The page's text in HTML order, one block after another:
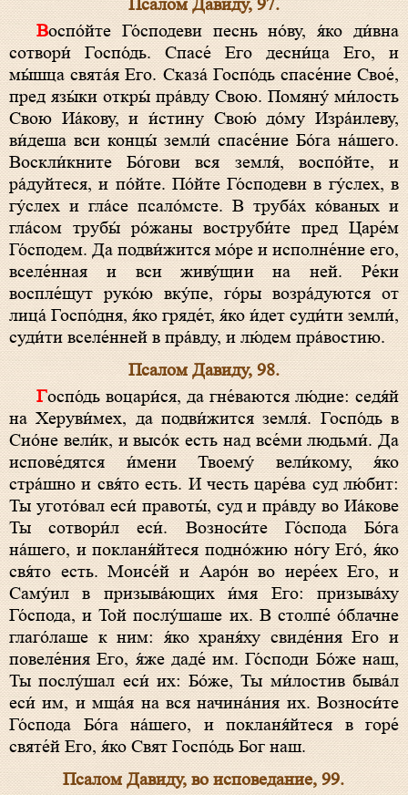
Псалом Давиду, 97.
Воспо́йте Го́сподеви песнь но́ву, я́ко ди́вна
сотвори́ Госпо́дь. Спасе́ Его десни́ца Его, и
мы́шца свята́я Его. Сказа́ Госпо́дь спасе́ние Свое́,
пред язы́ки откры́ пра́вду Свою. Помяну́ ми́лость
Свою Иа́кову, и и́стину Свою́ до́му Изра́илеву,
ви́деша вси концы́ земли́ спасе́ние Бо́га на́шего.
Воскли́кните Бо́гови вся земля́, воспо́йте, и
ра́дуйтеся, и по́йте. По́йте Го́сподеви в гу́слех, в
гу́слех и гла́се псало́мсте. В труба́х ко́ваных и
гла́сом трубы́ ро́жаны воструби́те пред Царе́м
Го́сподем. Да подви́жится мо́ре и исполне́ние его,
вселе́нная и вси живу́щии на ней. Ре́ки
воспле́щут руко́ю вку́пе, го́ры возра́дуются от
лица́ Госпо́дня, я́ко гряде́т, я́ко и́дет суди́ти земли́,
суди́ти вселе́нней в пра́вду, и лю́дем пра́востию.
Псалом Давиду, 98.
Госпо́дь воцари́ся, да гне́ваются лю́дие: седя́й
на Херуви́мех, да подви́жится земля́. Госпо́дь в
Сио́не вели́к, и высо́к есть над все́ми людьми́. Да
испове́дятся и́мени Твоему́ вели́кому, я́ко
стра́шно и свя́то есть. И честь царе́ва суд лю́бит:
Ты угото́вал еси́ правоты́, суд и пра́вду во Иа́кове
Ты сотвори́л еси́. Возноси́те Го́спода Бо́га
на́шего, и покланя́йтеся подно́жию но́гу Его́, я́ко
свя́то есть. Моисе́й и Ааро́н во иере́ех Его, и
Саму́ил в призыва́ющих и́мя Его: призыва́ху
Го́спода, и Той послу́шаше их. В столпе́ о́блачне
глаго́лаше к ним: я́ко храня́ху свиде́ния Его и
повеле́ния Его, я́же даде́ им. Го́споди Бо́же наш,
Ты послу́шал еси́ их: Бо́же, Ты ми́лостив быва́л
еси́ им, и мща́я на вся начина́ния их. Возноси́те
Го́спода Бо́га на́шего, и покланя́йтеся в горе́
святе́й Его, я́ко Свят Госпо́дь Бог наш.
Псалом Давиду, во исповедание, 99.